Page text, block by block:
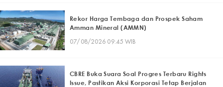
Rekor Harga Tembaga dan Prospek Saham
Amman Mineral (AMMN)
07/08/2026 09:45 WIB
CBRE Buka Suara Soal Progres Terbaru Rights
Issue, Pastikan Aksi Korporasi Tetap Berjalan